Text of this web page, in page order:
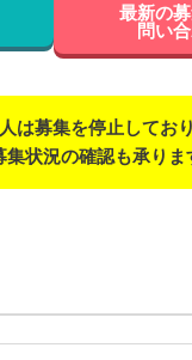
最新の
問い
は募集を停止しており
状況の確認も承りま